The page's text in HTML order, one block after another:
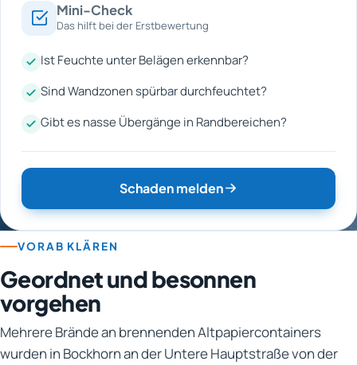
Mini-Check
Das hilft bei der Erstbewertung
Ist Feuchte unter Belägen erkennbar?
Sind Wandzonen spürbar durchfeuchtet?
Gibt es nasse Übergänge in Randbereichen?
Schaden melden
VORAB KLÄREN
Geordnet und besonnen
vorgehen
Mehrere Brände an brennenden Altpapiercontainers
wurden in Bockhorn an der Untere Hauptstraße von der